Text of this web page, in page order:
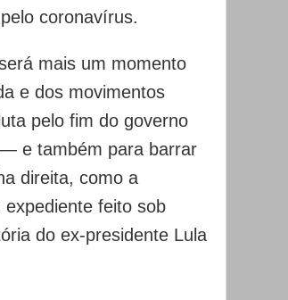
coronavírus.
mais um momento
e dos movimentos
pelo fim do governo
e também para barrar
direita, como a
feito sob
do ex-presidente Lula